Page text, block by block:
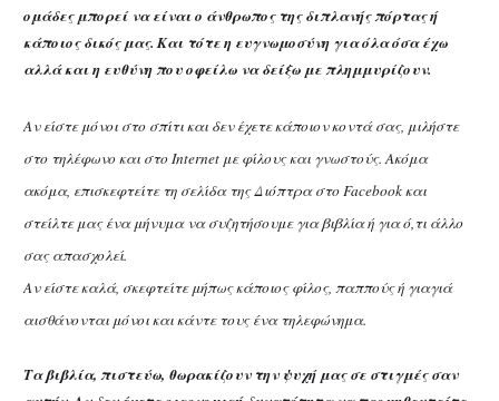
ομάδες μπορεί να είναι ο άνθρωπος της διπλανής πόρτας ή
κάποιος δικός μας. Και τότε η ευγνωμοσύνη για όλα όσα έχω
αλλά και η ευθύνη που οφείλω να δείξω με πλημμυρίζουν.
Αν είστε μόνοι στο σπίτι και δεν έχετε κάποιον κοντά σας, μιλήστε
στο τηλέφωνο και στο Internet με φίλους και γνωστούς. Ακόμα
ακόμα, επισκεφτείτε τη σελίδα της Διόπτρα στο Facebook και
στείλτε μας ένα μήνυμα να συζητήσουμε για βιβλία ή για ό,τι άλλο
σας απασχολεί.
Αν είστε καλά, σκεφτείτε μήπως κάποιος φίλος, παππούς ή γιαγιά
αισθάνονται μόνοι και κάντε τους ένα τηλεφώνημα.
Τα βιβλία, πιστεύω, θωρακίζουν την ψυχή μας σε στιγμές σαν